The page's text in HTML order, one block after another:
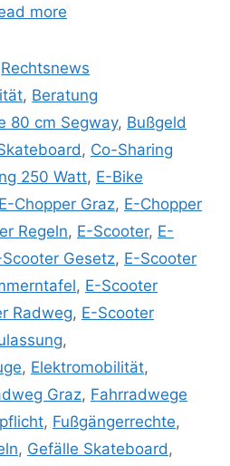
more
Rechtsnews
, Beratung
80 cm Segway, Bußgeld
, Co-Sharing
250 Watt, E-Bike
E-Chopper Graz, E-Chopper
Regeln, E-Scooter, E-
Scooter Gesetz, E-Scooter
, E-Scooter
Radweg, E-Scooter
,
, Elektromobilität,
Graz, Fahrradwege
, Fußgängerrechte,
, Gefälle Skateboard,